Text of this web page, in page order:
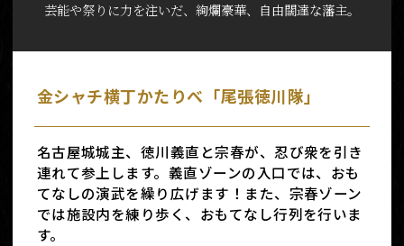
芸能や祭りに力を注いだ、絢爛豪華、自由闊達な藩主。
金シャチ横丁かたりべ「尾張徳川隊」
名古屋城城主、徳川義直と宗春が、忍び衆を引き
連れて参上します。義直ゾーンの入口では、おも
てなしの演武を繰り広げます！また、宗春ゾーン
では施設内を練り歩く、おもてなし行列を行いま
す。